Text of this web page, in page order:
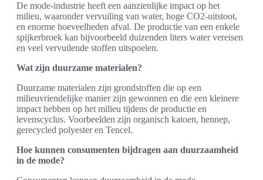
De mode-industrie heeft een aanzienlijke impact op het
milieu, waaronder vervuiling van water, hoge CO2-uitstoot,
en enorme hoeveelheden afval. De productie van een enkele
spijkerbroek kan bijvoorbeeld duizenden liters water vereisen
en veel vervuilende stoffen uitspoelen.
Wat zijn duurzame materialen?
Duurzame materialen zijn grondstoffen die op een
milieuvriendelijke manier zijn gewonnen en die een kleinere
impact hebben op het milieu tijdens de productie en
levenscyclus. Voorbeelden zijn organisch katoen, hennep,
gerecycled polyester en Tencel.
Hoe kunnen consumenten bijdragen aan duurzaamheid
in de mode?